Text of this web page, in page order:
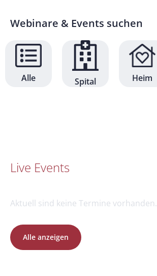
Webinare & Events suchen
Alle Spital Heim
Live Events
Aktuell sind keine Termine vorhanden.
Alle anzeigen